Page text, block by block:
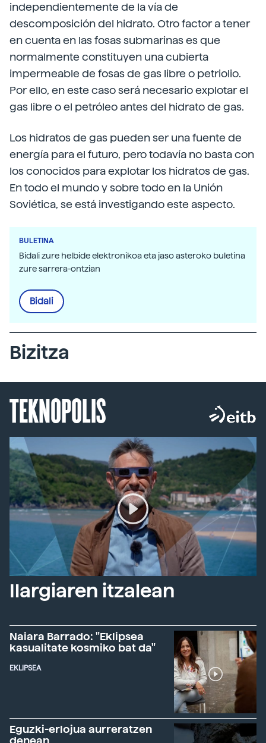
independientemente de la vía de
descomposición del hidrato. Otro factor a tener
en cuenta en las fosas submarinas es que
normalmente constituyen una cubierta
impermeable de fosas de gas libre o petriolio.
Por ello, en este caso será necesario explotar el
gas libre o el petróleo antes del hidrato de gas.
Los hidratos de gas pueden ser una fuente de
energía para el futuro, pero todavía no basta con
los conocidos para explotar los hidratos de gas.
En todo el mundo y sobre todo en la Unión
Soviética, se está investigando este aspecto.
BULETINA
Bidali zure helbide elektronikoa eta jaso asteroko buletina
zure sarrera-ontzian
Bidali
Bizitza
TEKNOPOLIS
Ilargiaren itzalean
Naiara Barrado: "Eklipsea
kasualitate kosmiko bat da"
EKLIPSEA
Eguzki-erlojua aurreratzen
denean